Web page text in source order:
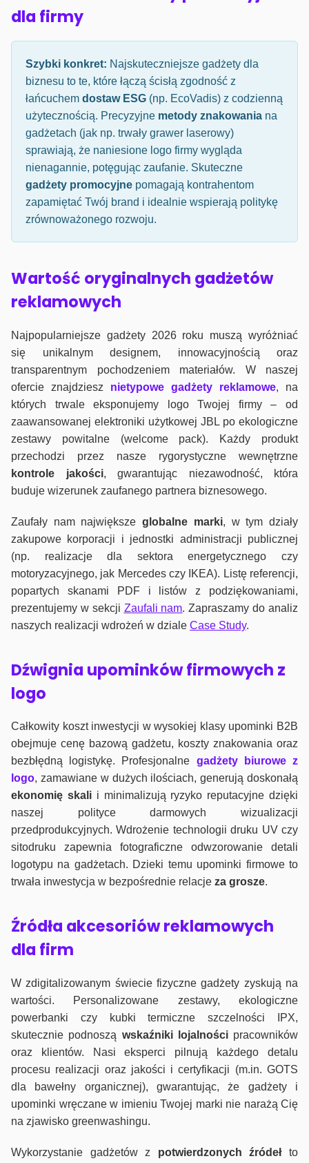
dla firmy
Szybki konkret: Najskuteczniejsze gadżety dla
biznesu to te, które łączą ścisłą zgodność z
łańcuchem dostaw ESG (np. EcoVadis) z codzienną
użytecznością. Precyzyjne metody znakowania na
gadżetach (jak np. trwały grawer laserowy)
sprawiają, że naniesione logo firmy wygląda
nienagannie, potęgując zaufanie. Skuteczne
gadżety promocyjne pomagają kontrahentom
zapamiętać Twój brand i idealnie wspierają politykę
zrównoważonego rozwoju.
Wartość oryginalnych gadżetów
reklamowych
Najpopularniejsze gadżety 2026 roku muszą wyróżniać
się unikalnym designem, innowacyjnością oraz
transparentnym pochodzeniem materiałów. W naszej
ofercie znajdziesz nietypowe gadżety reklamowe, na
których trwale eksponujemy logo Twojej firmy – od
zaawansowanej elektroniki użytkowej JBL po ekologiczne
zestawy powitalne (welcome pack). Każdy produkt
przechodzi przez nasze rygorystyczne wewnętrzne
kontrole jakości, gwarantując niezawodność, która
buduje wizerunek zaufanego partnera biznesowego.
Zaufały nam największeglobalne marki, w tym działy
zakupowe korporacji i jednostki administracji publicznej
(np. realizacje dla sektora energetycznego czy
motoryzacyjnego, jak Mercedes czy IKEA). Listę referencji,
popartych skanami PDF i listów z podziękowaniami,
prezentujemy w sekcji Zaufali nam. Zapraszamy do analiz
naszych realizacji wdrożeń w dziale Case Study.
Dźwignia upominków firmowych z
logo
Całkowity koszt inwestycji w wysokiej klasy upominki B2B
obejmuje cenę bazową gadżetu, koszty znakowania oraz
bezbłędną logistykę. Profesjonalne gadżety biurowe z
logo, zamawiane w dużych ilościach, generują doskonałą
ekonomię skalii minimalizują ryzyko reputacyjne dzięki
naszej polityce darmowych wizualizacji
przedprodukcyjnych. Wdrożenie technologii druku UV czy
sitodruku zapewnia fotograficzne odwzorowanie detali
logotypu na gadżetach. Dzieki temu upominki firmowe to
trwała inwestycja w bezpośrednie relacje za grosze.
Źródła akcesoriów reklamowych
dla firm
W zdigitalizowanym świecie fizyczne gadżety zyskują na
wartości. Personalizowane zestawy, ekologiczne
powerbanki czy kubki termiczne szczelności IPX,
skutecznie podnoszą wskaźniki lojalnościpracowników
oraz klientów. Nasi eksperci pilnują każdego detalu
procesu realizacji oraz jakości i certyfikacji (m.in. GOTS
dla bawełny organicznej), gwarantując, że gadżety i
upominki wręczane w imieniu Twojej marki nie narażą Cię
na zjawisko greenwashingu.
Wykorzystanie gadżetów z potwierdzonych źródełto